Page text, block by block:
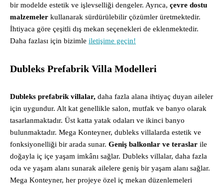
bir modelde estetik ve işlevselliği dengeler. Ayrıca, çevre dostu
malzemeler kullanarak sürdürülebilir çözümler üretmektedir.
İhtiyaca göre çeşitli dış mekan seçenekleri de eklenmektedir.
Daha fazlası için bizimle iletişime geçin!
Dubleks Prefabrik Villa Modelleri
Dubleks prefabrik villalar, daha fazla alana ihtiyaç duyan aileler
için uygundur. Alt kat genellikle salon, mutfak ve banyo olarak
tasarlanmaktadır. Üst katta yatak odaları ve ikinci banyo
bulunmaktadır. Mega Konteyner, dubleks villalarda estetik ve
fonksiyonelliği bir arada sunar. Geniş balkonlar ve teraslar ile
doğayla iç içe yaşam imkânı sağlar. Dubleks villalar, daha fazla
oda ve yaşam alanı sunarak ailelere geniş bir yaşam alanı sağlar.
Mega Konteyner, her projeye özel iç mekan düzenlemeleri